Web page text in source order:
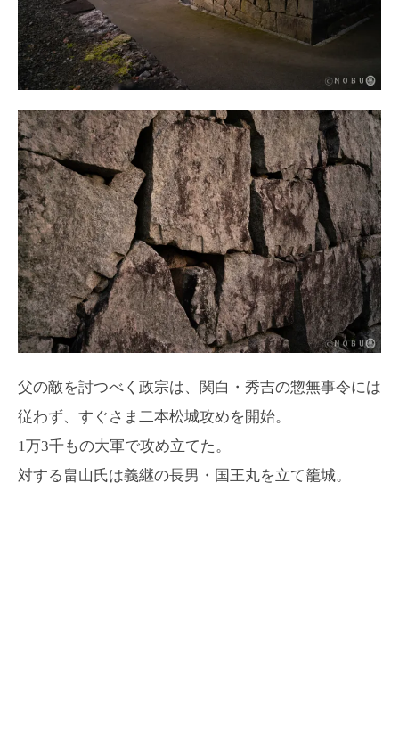
父の敵を討つべく政宗は、関白・秀吉の惣無事令には
従わず、すぐさま二本松城攻めを開始。
1万3千もの大軍で攻め立てた。
対する畠山氏は義継の長男・国王丸を立て籠城。